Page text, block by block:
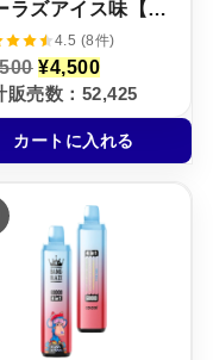
ラズアイス味【ニ
フ】5%4.5 (8件)
元
の
価
格
は
¥
0
0
で
し
た
。
¥4,500現
在
の
価
格
は
,
0
0
で
。
販売数：52,425
カートに入れる